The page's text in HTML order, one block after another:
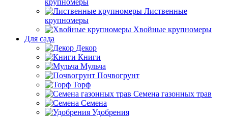
крупномеры
Лиственные
крупномеры
Хвойные крупномеры
Для сада
Декор
Книги
Мульча
Почвогрунт
Торф
Семена газонных трав
Семена
Удобрения